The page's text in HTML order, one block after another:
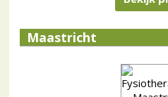
Maastricht